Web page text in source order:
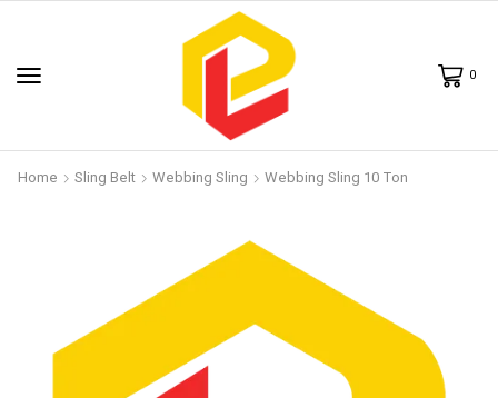
0
Home Sling Belt Webbing Sling Webbing Sling 10 Ton